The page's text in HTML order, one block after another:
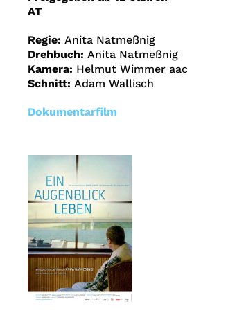
AT
Regie: Anita Natmeßnig
Drehbuch: Anita Natmeßnig
Kamera: Helmut Wimmer aac
Schnitt: Adam Wallisch
Dokumentarfilm